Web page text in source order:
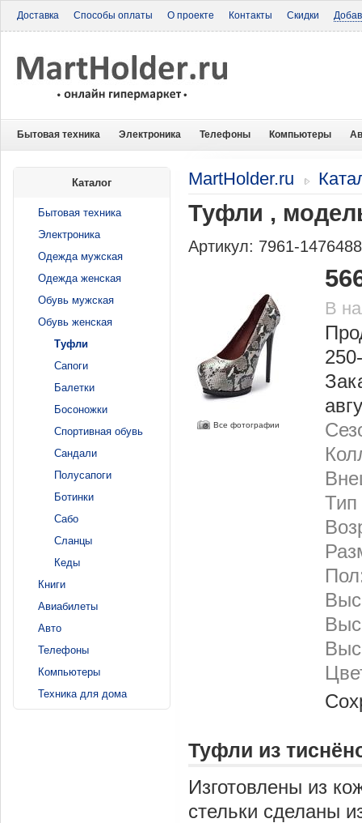
Доставка Способы оплаты О проекте Контакты Скидки
Бытовая техника Электроника Телефоны Компьютеры
MartHolder.ru
Туфли ,
Артикул: 7961-
Все фотографии
В
Тип
Туфли из
Изготовлены из
стельки сделаны
Каталог
Бытовая техника
Электроника
Одежда мужская
Одежда женская
Обувь мужская
Обувь женская
Туфли
Сапоги
Балетки
Босоножки
Спортивная обувь
Сандали
Полусапоги
Ботинки
Сабо
Сланцы
Кеды
Книги
Авиабилеты
Авто
Телефоны
Компьютеры
Техника для дома